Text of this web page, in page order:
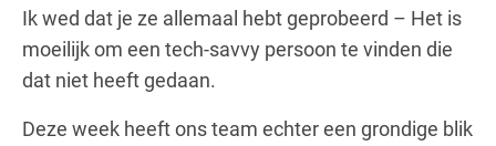
Ik wed dat je ze allemaal hebt geprobeerd – Het is
moeilijk om een tech-savvy persoon te vinden die
dat niet heeft gedaan.
Deze week heeft ons team echter een grondige blik